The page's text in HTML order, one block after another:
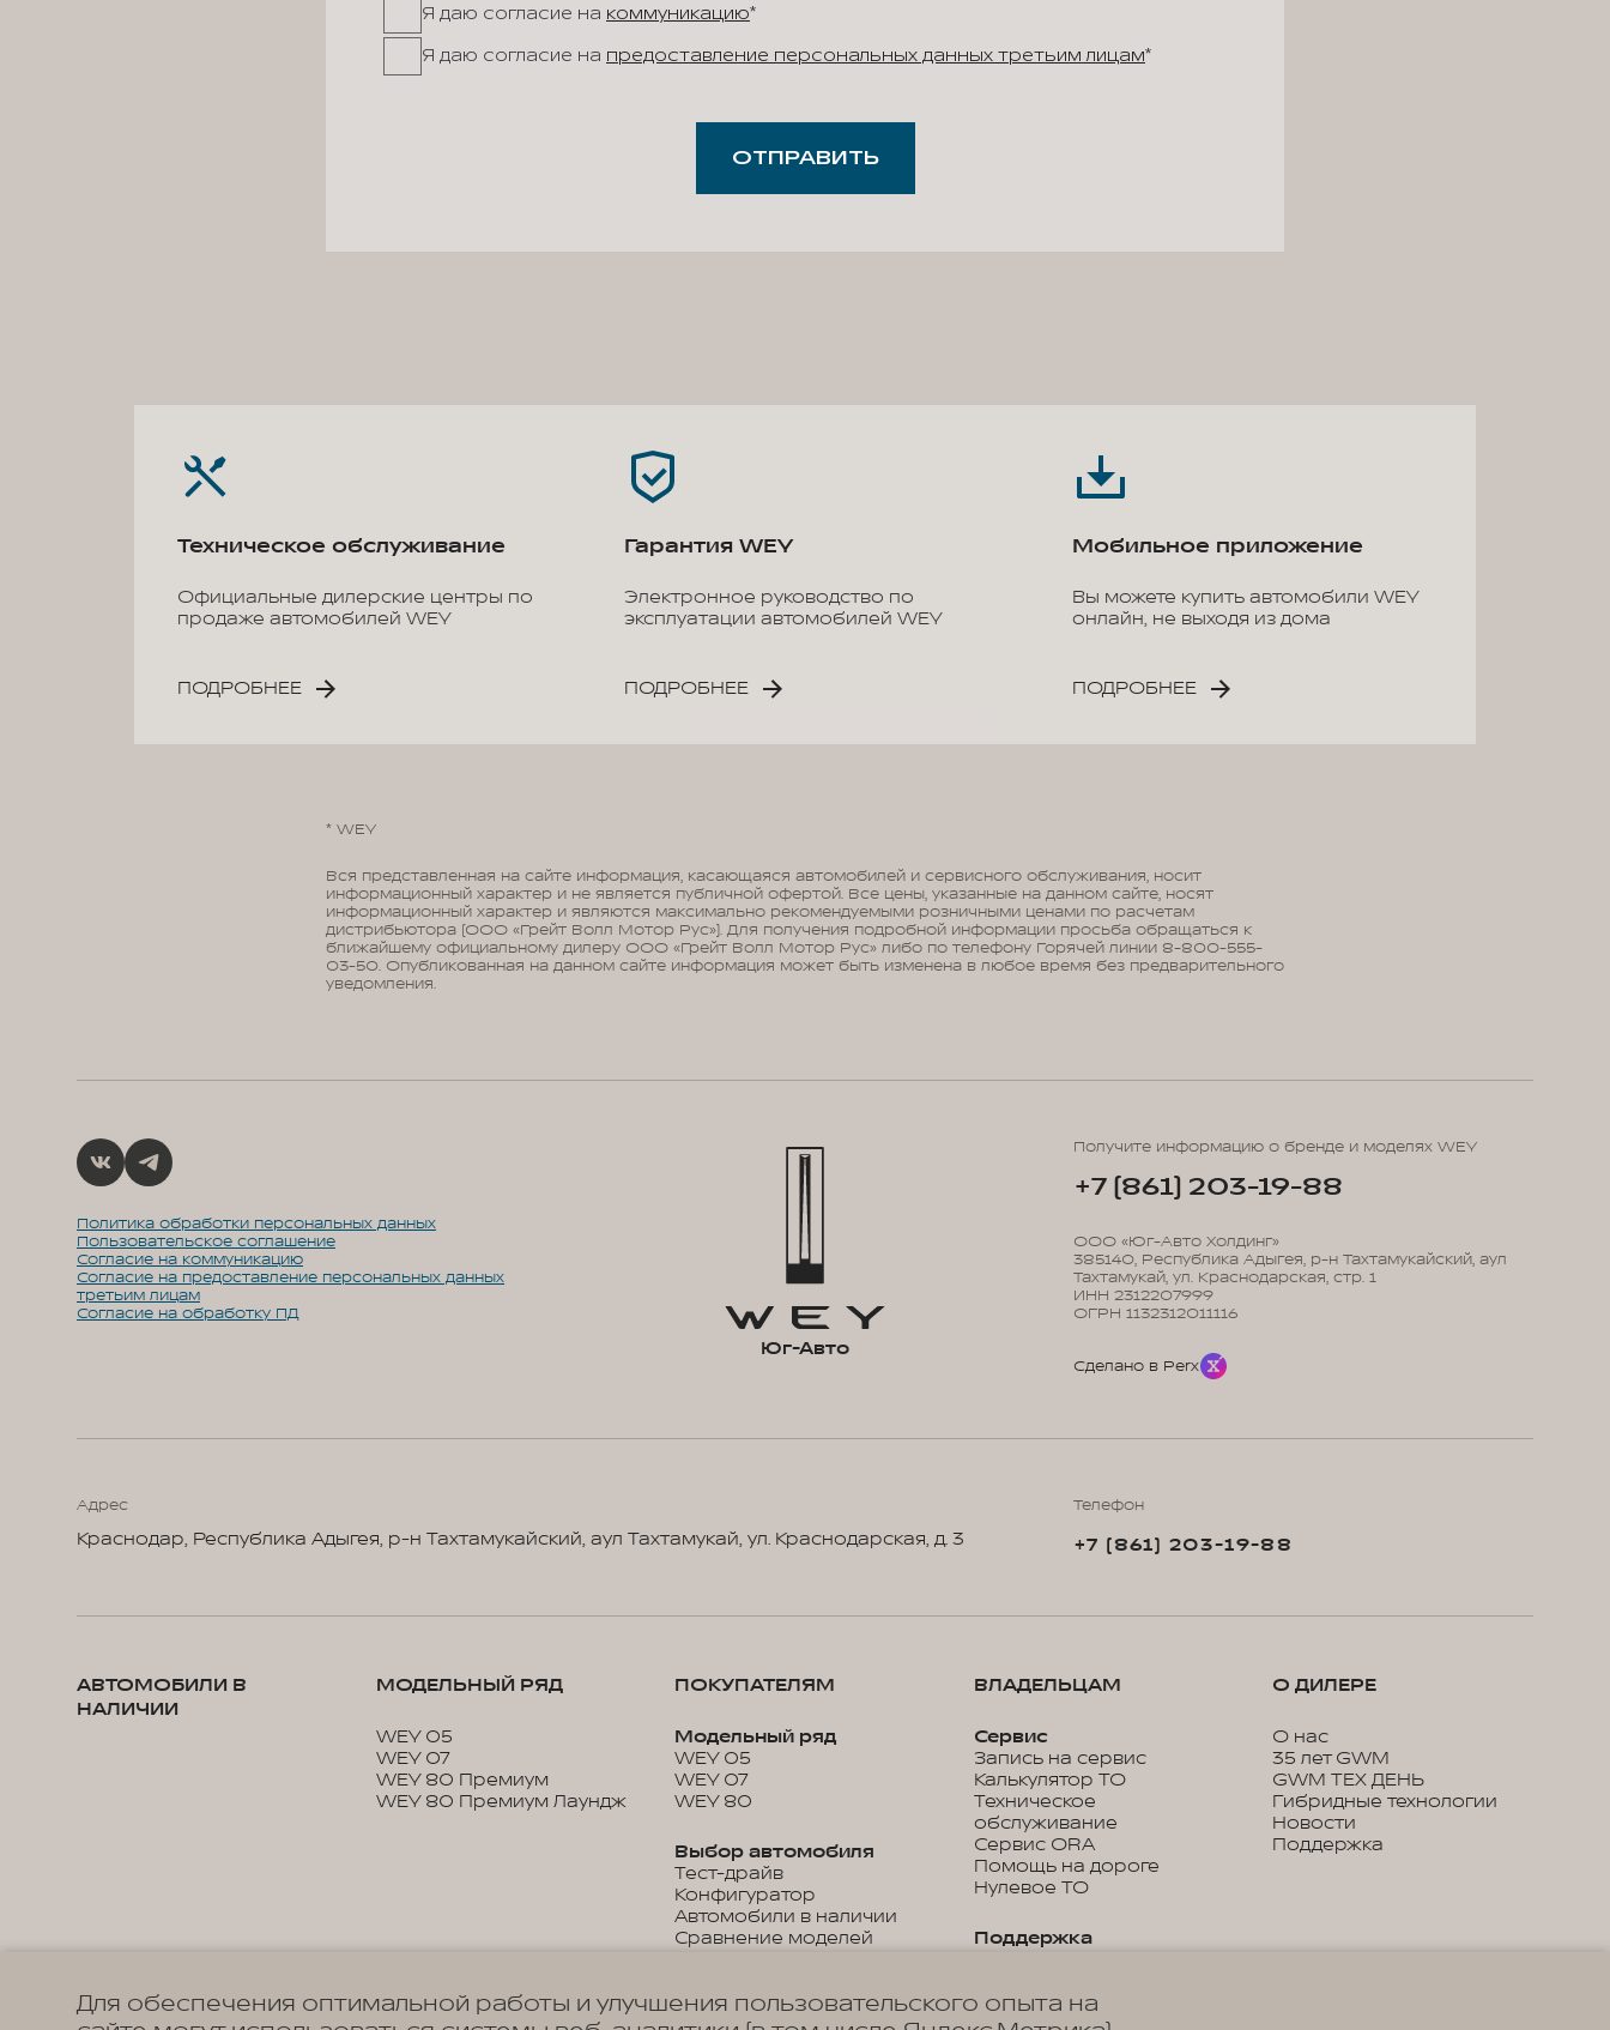
Я даю согласие на коммуникацию*
Я даю согласие на предоставление персональных данных третьим лицам*
ОТПРАВИТЬ
Техническое обслуживание
Официальные дилерские центры по
продаже автомобилей WEY
ПОДРОБНЕЕ
Гарантия WEY
Электронное руководство по
эксплуатации автомобилей WEY
ПОДРОБНЕЕ
Мобильное приложение
Вы можете купить автомобили WEY
онлайн, не выходя из дома
ПОДРОБНЕЕ
* WEY
Вся представленная на сайте информация, касающаяся автомобилей и сервисного обслуживания, носит
информационный характер и не является публичной офертой. Все цены, указанные на данном сайте, носят
информационный характер и являются максимально рекомендуемыми розничными ценами по расчетам
дистрибьютора (ООО «Грейт Волл Мотор Рус»). Для получения подробной информации просьба обращаться к
ближайшему официальному дилеру ООО «Грейт Волл Мотор Рус» либо по телефону Горячей линии 8-800-555-
03-50. Опубликованная на данном сайте информация может быть изменена в любое время без предварительного
уведомления.
Политика обработки персональных данных
Пользовательское соглашение
Согласие на коммуникацию
Согласие на предоставление персональных данных
третьим лицам
Согласие на обработку ПД
Юг-Авто
Получите информацию о бренде и моделях WEY
+7 (861) 203-19-88
ООО «Юг-Авто Холдинг»
385140, Республика Адыгея, р-н Тахтамукайский, аул
Тахтамукай, ул. Краснодарская, стр. 1
ИНН 2312207999
ОГРН 1132312011116
Сделано в Perx
Адрес
Краснодар, Республика Адыгея, р-н Тахтамукайский, аул Тахтамукай, ул. Краснодарская, д. 3
Телефон
+7 (861) 203-19-88
АВТОМОБИЛИ В
НАЛИЧИИ
МОДЕЛЬНЫЙ РЯД
WEY 05
WEY 07
WEY 80 Премиум
WEY 80 Премиум Лаундж
ПОКУПАТЕЛЯМ
Модельный ряд
WEY 05
WEY 07
WEY 80
Выбор автомобиля
Тест-драйв
Конфигуратор
Автомобили в наличии
Сравнение моделей
Покупка
ВЛАДЕЛЬЦАМ
Сервис
Запись на сервис
Калькулятор ТО
Техническое
обслуживание
Сервис ORA
Помощь на дороге
Нулевое ТО
Поддержка
управление
Цифровые сервисы WEY
О ДИЛЕРЕ
О нас
35 лет GWM
GWM ТЕХ ДЕНЬ
Гибридные технологии
Новости
Поддержка
Для обеспечения оптимальной работы и улучшения пользовательского опыта на